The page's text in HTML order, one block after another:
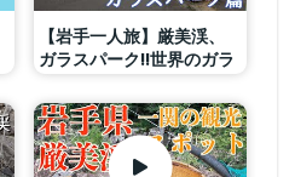
【岩手一人旅】厳美渓、
ガラスパーク!!世界のガラ
名勝及び天然記念物【旅
行Vlog、Natural
Monument】